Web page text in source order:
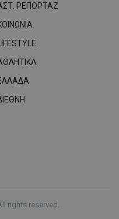
ΡΕΠΟΡΤΑΖ
rights reserved.